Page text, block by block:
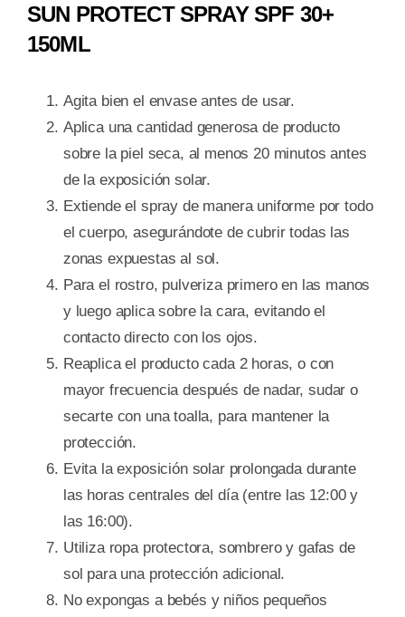
SUN PROTECT SPRAY SPF 30+
150ML
Agita bien el envase antes de usar.
Aplica una cantidad generosa de producto
sobre la piel seca, al menos 20 minutos antes
de la exposición solar.
Extiende el spray de manera uniforme por todo
el cuerpo, asegurándote de cubrir todas las
zonas expuestas al sol.
Para el rostro, pulveriza primero en las manos
y luego aplica sobre la cara, evitando el
contacto directo con los ojos.
Reaplica el producto cada 2 horas, o con
mayor frecuencia después de nadar, sudar o
secarte con una toalla, para mantener la
protección.
Evita la exposición solar prolongada durante
las horas centrales del día (entre las 12:00 y
las 16:00).
Utiliza ropa protectora, sombrero y gafas de
sol para una protección adicional.
No expongas a bebés y niños pequeños